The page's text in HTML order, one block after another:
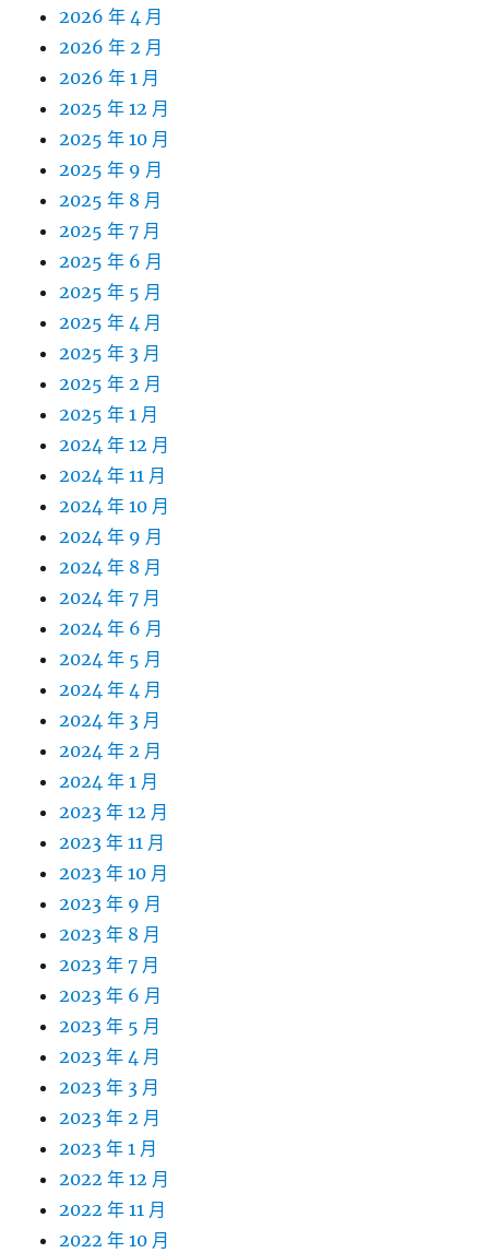
2026 年 4 月
2026 年 2 月
2026 年 1 月
2025 年 12 月
2025 年 10 月
2025 年 9 月
2025 年 8 月
2025 年 7 月
2025 年 6 月
2025 年 5 月
2025 年 4 月
2025 年 3 月
2025 年 2 月
2025 年 1 月
2024 年 12 月
2024 年 11 月
2024 年 10 月
2024 年 9 月
2024 年 8 月
2024 年 7 月
2024 年 6 月
2024 年 5 月
2024 年 4 月
2024 年 3 月
2024 年 2 月
2024 年 1 月
2023 年 12 月
2023 年 11 月
2023 年 10 月
2023 年 9 月
2023 年 8 月
2023 年 7 月
2023 年 6 月
2023 年 5 月
2023 年 4 月
2023 年 3 月
2023 年 2 月
2023 年 1 月
2022 年 12 月
2022 年 11 月
2022 年 10 月